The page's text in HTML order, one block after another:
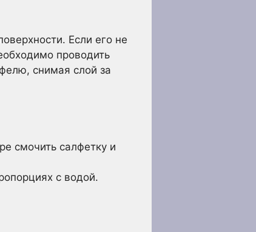
Если его не
проводить
снимая слой за
смочить салфетку и
с водой.